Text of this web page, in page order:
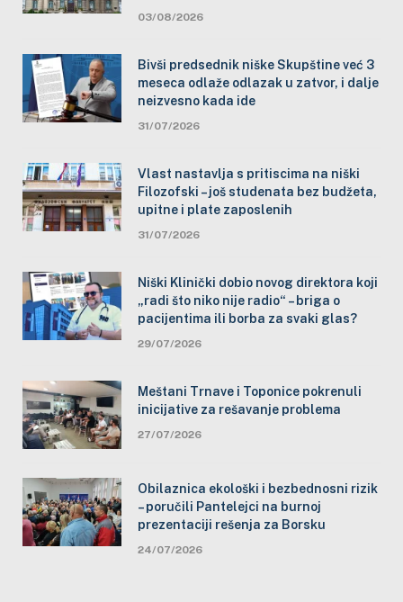
03/08/2026
Bivši predsednik niške Skupštine već 3
meseca odlaže odlazak u zatvor, i dalje
neizvesno kada ide
31/07/2026
Vlast nastavlja s pritiscima na niški
Filozofski – još studenata bez budžeta,
upitne i plate zaposlenih
31/07/2026
Niški Klinički dobio novog direktora koji
„radi što niko nije radio“ – briga o
pacijentima ili borba za svaki glas?
29/07/2026
Meštani Trnave i Toponice pokrenuli
inicijative za rešavanje problema
27/07/2026
Obilaznica ekološki i bezbednosni rizik
– poručili Pantelejci na burnoj
prezentaciji rešenja za Borsku
24/07/2026